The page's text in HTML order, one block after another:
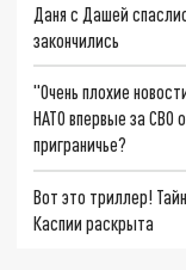
Даня с Дашей
закончились
"Очень плохие
НАТО впервые за СВО
приграничье?
Вот это триллер!
Каспии раскрыта